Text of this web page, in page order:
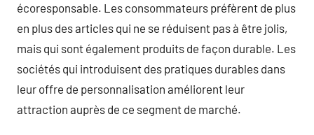
écoresponsable. Les consommateurs préfèrent de plus
en plus des articles qui ne se réduisent pas à être jolis,
mais qui sont également produits de façon durable. Les
sociétés qui introduisent des pratiques durables dans
leur offre de personnalisation améliorent leur
attraction auprès de ce segment de marché.